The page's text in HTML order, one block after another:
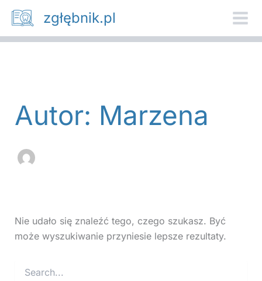
Przejdź
treści
zgłębnik.pl
Autor: Marzena
Nie udało się znaleźć tego, czego szukasz. Być
może wyszukiwanie przyniesie lepsze rezultaty.
dla: